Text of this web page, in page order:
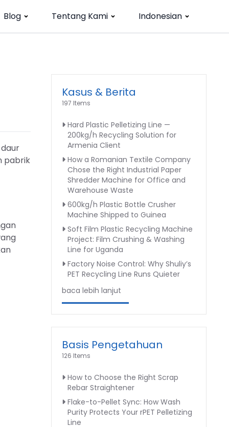
Blog Tentang Kami Indonesian
pabrik
Kasus & Berita
197 Items
Hard Plastic Pelletizing Line —
200kg/h Recycling Solution for
Armenia Client
How a Romanian Textile Company
Chose the Right Industrial Paper
Shredder Machine for Office and
Warehouse Waste
600kg/h Plastic Bottle Crusher
Machine Shipped to Guinea
Soft Film Plastic Recycling Machine
Project: Film Crushing & Washing
Line for Uganda
Factory Noise Control: Why Shuliy’s
PET Recycling Line Runs Quieter
baca lebih lanjut
Basis Pengetahuan
126 Items
How to Choose the Right Scrap
Rebar Straightener
Flake-to-Pellet Sync: How Wash
Purity Protects Your rPET Pelletizing
Line